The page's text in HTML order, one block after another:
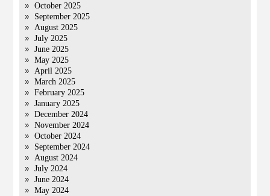
October 2025
September 2025
August 2025
July 2025
June 2025
May 2025
April 2025
March 2025
February 2025
January 2025
December 2024
November 2024
October 2024
September 2024
August 2024
July 2024
June 2024
May 2024